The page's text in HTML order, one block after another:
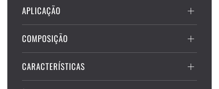
APLICAÇÃO
COMPOSIÇÃO
CARACTERÍSTICAS